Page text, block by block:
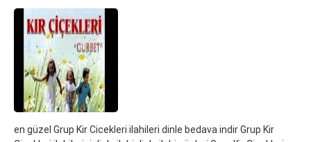
en güzel Grup Kir Cicekleri ilahileri dinle bedava indir Grup Kir